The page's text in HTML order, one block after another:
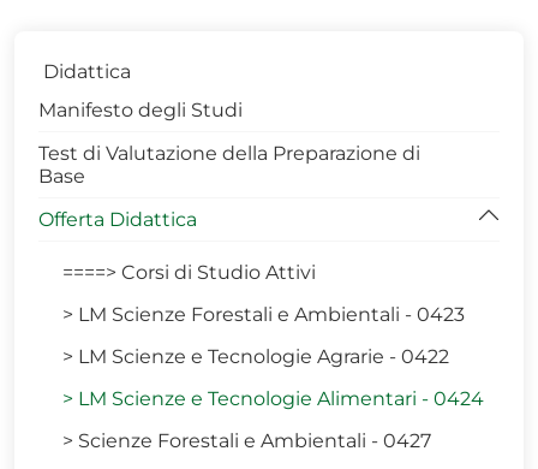
Didattica
Manifesto degli Studi
Test di Valutazione della Preparazione di
Base
Offerta Didattica
====> Corsi di Studio Attivi
> LM Scienze Forestali e Ambientali - 0423
> LM Scienze e Tecnologie Agrarie - 0422
> LM Scienze e Tecnologie Alimentari - 0424
> Scienze Forestali e Ambientali - 0427